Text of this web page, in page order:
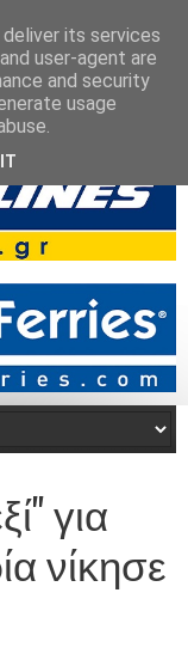
για
νίκησε
its services
user-agent are
and security
usage